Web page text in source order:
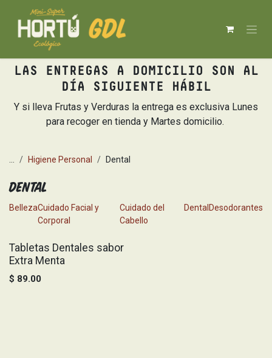
LAS ENTREGAS A DOMICILIO SON AL
DÍA SIGUIENTE HÁBIL
Y si lleva Frutas y Verduras la entrega es exclusiva Lunes
para recoger en tienda y Martes domicilio.
Higiene Personal Dental
Dental
BellezaCuidado Facial y
Corporal
Cuidado del
Cabello
Dental Desodorantes
Tabletas Dentales sabor
Extra Menta
$ 89.00